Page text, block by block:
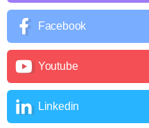
Facebook
Youtube
Linkedin